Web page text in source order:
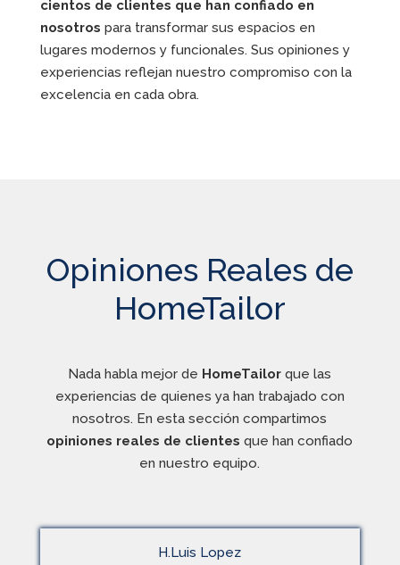
cientos de clientes que han confiado en
nosotros para transformar sus espacios en
lugares modernos y funcionales. Sus opiniones y
experiencias reflejan nuestro compromiso con la
excelencia en cada obra.
Opiniones Reales de
HomeTailor
Nada habla mejor de HomeTailor que las
experiencias de quienes ya han trabajado con
nosotros. En esta sección compartimos
opiniones reales de clientes que han confiado
en nuestro equipo.
H.Luis Lopez